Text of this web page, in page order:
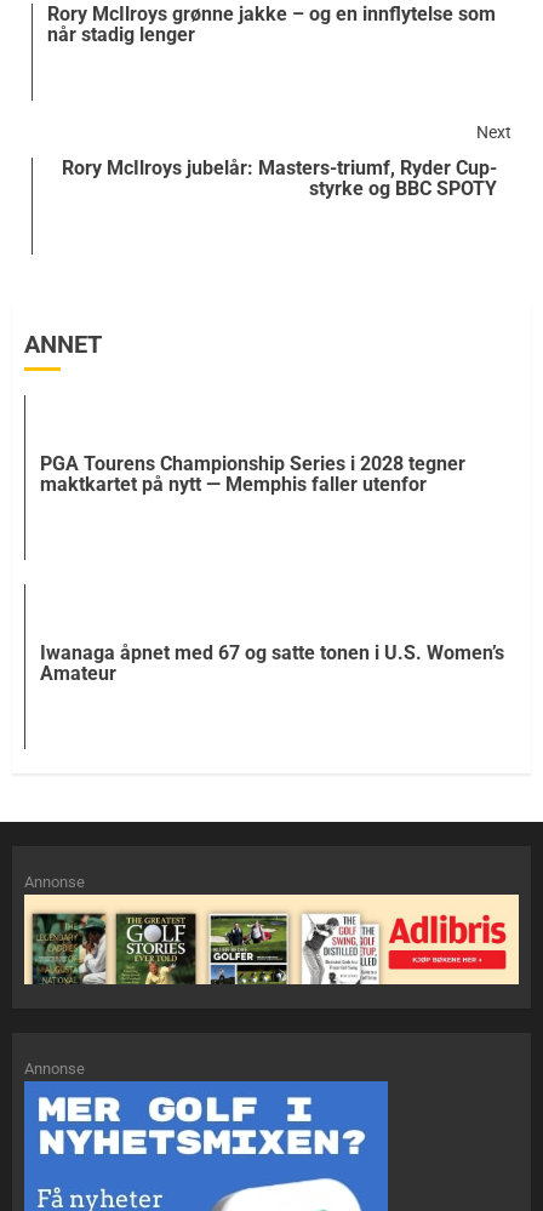
Rory McIlroys grønne jakke – og en innflytelse som
når stadig lenger
Next
Rory McIlroys jubelår: Masters-triumf, Ryder Cup-
styrke og BBC SPOTY
ANNET
PGA Tourens Championship Series i 2028 tegner
maktkartet på nytt — Memphis faller utenfor
Iwanaga åpnet med 67 og satte tonen i U.S. Women’s
Amateur
Annonse
Annonse